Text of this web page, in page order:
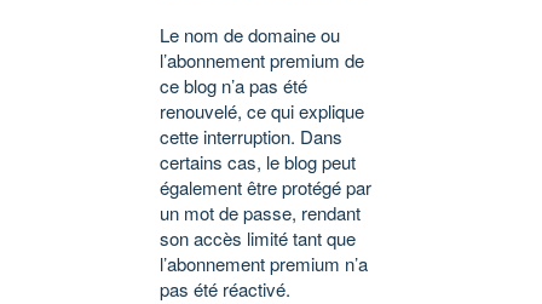
Le nom de domaine ou
l’abonnement premium de
ce blog n’a pas été
renouvelé, ce qui explique
cette interruption. Dans
certains cas, le blog peut
également être protégé par
un mot de passe, rendant
son accès limité tant que
l’abonnement premium n’a
pas été réactivé.